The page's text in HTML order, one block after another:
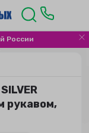
России
рукавом,